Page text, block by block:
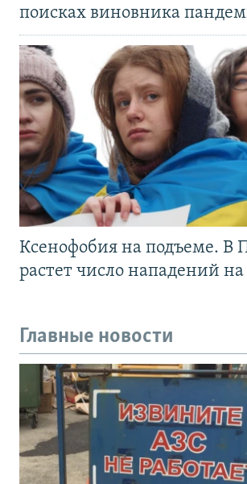
поисках виновника
Ксенофобия на подъеме. В
растет число нападений
Главные новости